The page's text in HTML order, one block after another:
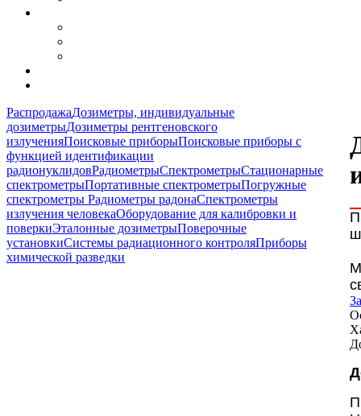
РаспродажаДозиметры, индивидуальные
дозиметрыДозиметры рентгеновского
излученияПоисковые приборыПоисковые приборы с
функцией идентификации
радионуклидовРадиометрыСпектрометрыСтационарные
спектрометрыПортативные спектрометрыПогружные
спектрометры Радиометры радонаСпектрометры
излучения человекаОборудование для калибровки и
поверкиЭталонные дозиметрыПоверочные
установкиСистемы радиационного контроляПриборы
химической разведки